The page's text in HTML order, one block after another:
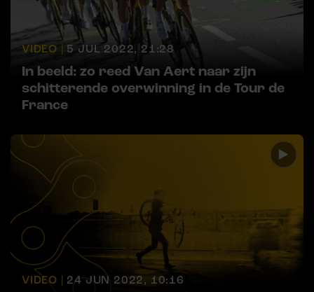
VIDEO | 5 JUL 2022, 21:28
In beeld: zo reed Van Aert naar zijn
schitterende overwinning in de Tour de
France
VIDEO | 24 JUN 2022, 10:16